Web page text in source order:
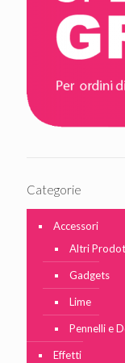
Categorie
Accessori
Altri
Gadgets
Lime
Pennelli e
Effetti